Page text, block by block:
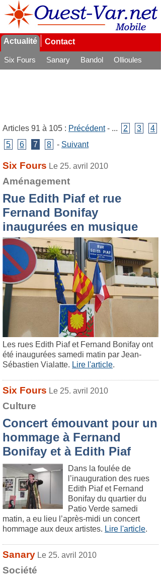
Actualité Contact
Six Fours Sanary Bandol
Ollioules
Articles 91 à 105 : Précédent- ... 2 3
4
5
6 7 8 - Suivant
Six Fours Le 25. avril 2010
Aménagement
Rue Edith Piaf et rue
Fernand Bonifay
inaugurées en musique
Les rues Edith Piaf et Fernand Bonifay ont
été inaugurées samedi matin par Jean-
Sébastien Vialatte. Lire l'article.
Six Fours Le 25. avril 2010
Culture
Concert émouvant pour un
hommage à Fernand
Bonifay et à Edith Piaf
Dans la foulée de
l’inauguration des rues
Edith Piaf et Fernand
Bonifay du quartier du
Patio Verde samedi
matin, a eu lieu l’après-midi un concert
hommage aux deux artistes. Lire l'article.
Sanary Le 25. avril 2010
Société